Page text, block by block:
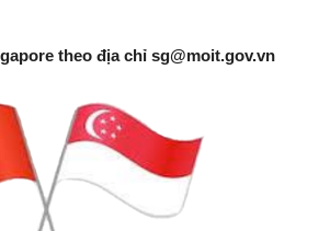
theo địa chỉ sg@moit.gov.vn